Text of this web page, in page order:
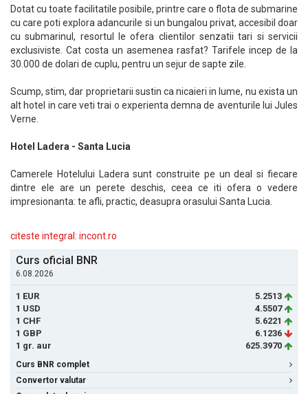
Dotat cu toate facilitatile posibile, printre care o flota de submarine
cu care poti explora adancurile si un bungalou privat, accesibil doar
cu submarinul, resortul le ofera clientilor senzatii tari si servicii
exclusiviste. Cat costa un asemenea rasfat? Tarifele incep de la
30.000 de dolari de cuplu, pentru un sejur de sapte zile.
Scump, stim, dar proprietarii sustin ca nicaieri in lume, nu exista un
alt hotel in care veti trai o experienta demna de aventurile lui Jules
Verne.
Hotel Ladera - Santa Lucia
Camerele Hotelului Ladera sunt construite pe un deal si fiecare
dintre ele are un perete deschis, ceea ce iti ofera o vedere
impresionanta: te afli, practic, deasupra orasului Santa Lucia.
citeste integral: incont.ro
Curs oficial BNR
6.08.2026
1 EUR
5.2513
1 USD
4.5507
1 CHF
5.6221
1 GBP
6.1236
1 gr. aur
625.3970
Curs BNR complet
Convertor valutar